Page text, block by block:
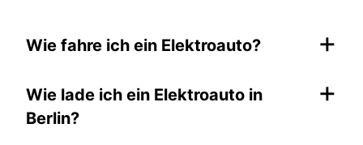
Wie fahre ich ein Elektroauto? +
Wie lade ich ein Elektroauto in
Berlin?
+